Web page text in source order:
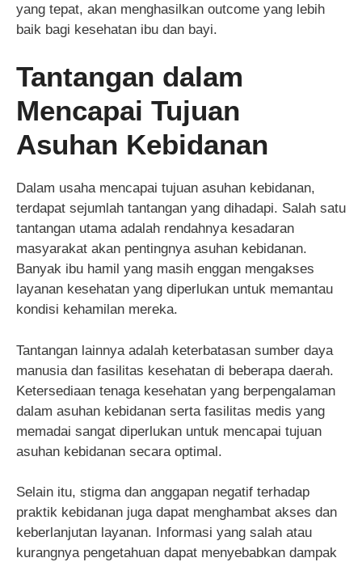
yang tepat, akan menghasilkan outcome yang lebih
baik bagi kesehatan ibu dan bayi.
Tantangan dalam
Mencapai Tujuan
Asuhan Kebidanan
Dalam usaha mencapai tujuan asuhan kebidanan,
terdapat sejumlah tantangan yang dihadapi. Salah satu
tantangan utama adalah rendahnya kesadaran
masyarakat akan pentingnya asuhan kebidanan.
Banyak ibu hamil yang masih enggan mengakses
layanan kesehatan yang diperlukan untuk memantau
kondisi kehamilan mereka.
Tantangan lainnya adalah keterbatasan sumber daya
manusia dan fasilitas kesehatan di beberapa daerah.
Ketersediaan tenaga kesehatan yang berpengalaman
dalam asuhan kebidanan serta fasilitas medis yang
memadai sangat diperlukan untuk mencapai tujuan
asuhan kebidanan secara optimal.
Selain itu, stigma dan anggapan negatif terhadap
praktik kebidanan juga dapat menghambat akses dan
keberlanjutan layanan. Informasi yang salah atau
kurangnya pengetahuan dapat menyebabkan dampak